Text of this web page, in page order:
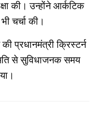
की। उन्होंने आर्कटिक
चर्चा की।
प्रधानमंत्री क्रिस्टर्न
से सुविधाजनक समय